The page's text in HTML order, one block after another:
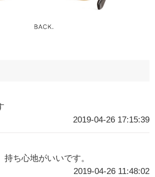
2019-04-26 17:15:39
ち心地がいいです。
2019-04-26 11:48:02